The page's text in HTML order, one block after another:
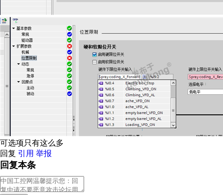
可选项只有这么多
回复 引用 举报
回复本条